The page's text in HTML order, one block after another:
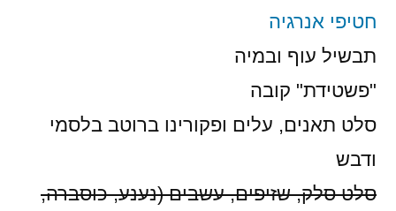
חטיפי אנרגיה
תבשיל עוף ובמיה
"פשטידת" קובה
סלט תאנים, עלים ופקורינו ברוטב בלסמי
ודבש
סלט סלק, שזיפים, עשבים (נענע, כוסברה,